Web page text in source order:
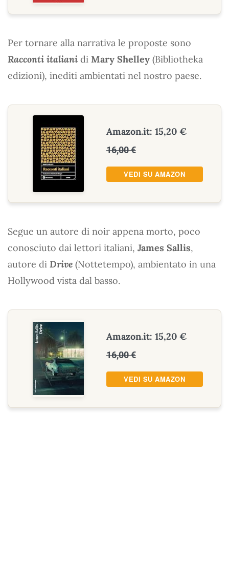
Per tornare alla narrativa le proposte sono
Racconti italiani di Mary Shelley (Bibliotheka
edizioni), inediti ambientati nel nostro paese.
Amazon.it: 15,20 €
16,00 €
VEDI SU AMAZON
Segue un autore di noir appena morto, poco
conosciuto dai lettori italiani, James Sallis,
autore di Drive (Nottetempo), ambientato in una
Hollywood vista dal basso.
Amazon.it: 15,20 €
16,00 €
VEDI SU AMAZON